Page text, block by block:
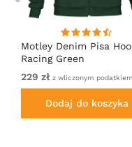
Motley Denim Pisa
Racing Green
229 zł z wliczonym
Dodaj do koszyka